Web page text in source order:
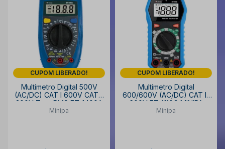
CUPOM LIBERADO!
Multímetro Digital 500V
(AC/DC) CAT I 600V CAT II
300V True RMS ET-1400A
MINIPA
Minipa
CUPOM LIBERADO!
Multímetro Digital
600/600V (AC/DC) CAT III
600V ET-1110C MINIPA
Minipa